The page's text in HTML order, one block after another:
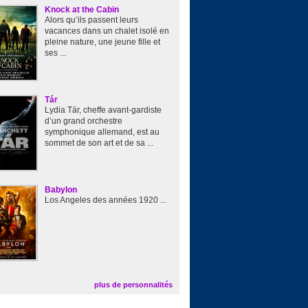
Knock at the Cabin
Alors qu’ils passent leurs
vacances dans un chalet isolé en
pleine nature, une jeune fille et
ses ...
Tár
Lydia Tár, cheffe avant-gardiste
d’un grand orchestre
symphonique allemand, est au
sommet de son art et de sa ...
Babylon
Los Angeles des années 1920 ...
plus de personnalités